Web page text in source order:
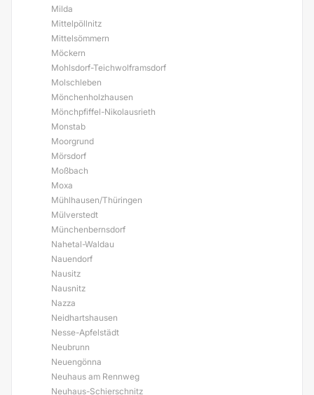
Milda
Mittelpöllnitz
Mittelsömmern
Möckern
Mohlsdorf-Teichwolframsdorf
Molschleben
Mönchenholzhausen
Mönchpfiffel-Nikolausrieth
Monstab
Moorgrund
Mörsdorf
Moßbach
Moxa
Mühlhausen/Thüringen
Mülverstedt
Münchenbernsdorf
Nahetal-Waldau
Nauendorf
Nausitz
Nausnitz
Nazza
Neidhartshausen
Nesse-Apfelstädt
Neubrunn
Neuengönna
Neuhaus am Rennweg
Neuhaus-Schierschnitz